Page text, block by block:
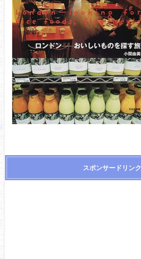
スポンサードリンク